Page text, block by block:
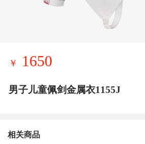
￥ 1650
男子儿童佩剑金属衣1155J
相关商品